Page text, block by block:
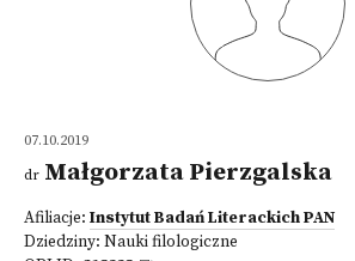
07.10.2019
dr Małgorzata Pierzgalska
Afiliacje: Instytut Badań Literackich PAN
Dziedziny: Nauki filologiczne